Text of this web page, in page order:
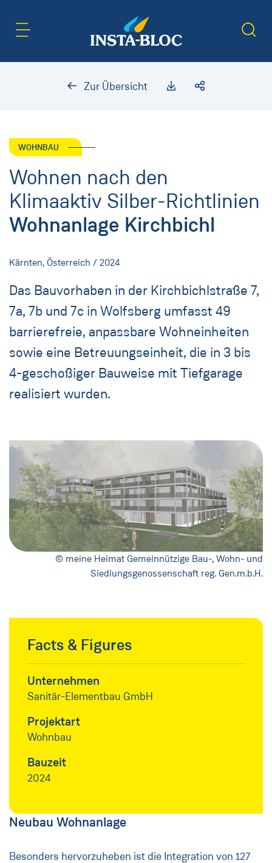
Zur Übersicht
WOHNBAU
Wohnen nach den
Klimaaktiv Silber-Richtlinien
Wohnanlage Kirchbichl
Kärnten, Österreich / 2024
Das Bauvorhaben in der Kirchbichlstraße 7,
7a, 7b und 7c in Wolfsberg umfasst 49
barrierefreie, anpassbare Wohneinheiten
sowie eine Betreuungseinheit, die in 3 bis
4-geschoßiger Bauweise mit Tiefgarage
realisiert wurden.
© meine Heimat Gemeinnützige Bau-, Wohn- und
Siedlungsgenossenschaft reg. Gen.m.b.H.
Facts & Figures
Unternehmen
Sanitär-Elementbau GmbH
Projektart
Wohnbau
Bauzeit
2024
Neubau Wohnanlage
Besonders hervorzuheben ist die Integration von 127